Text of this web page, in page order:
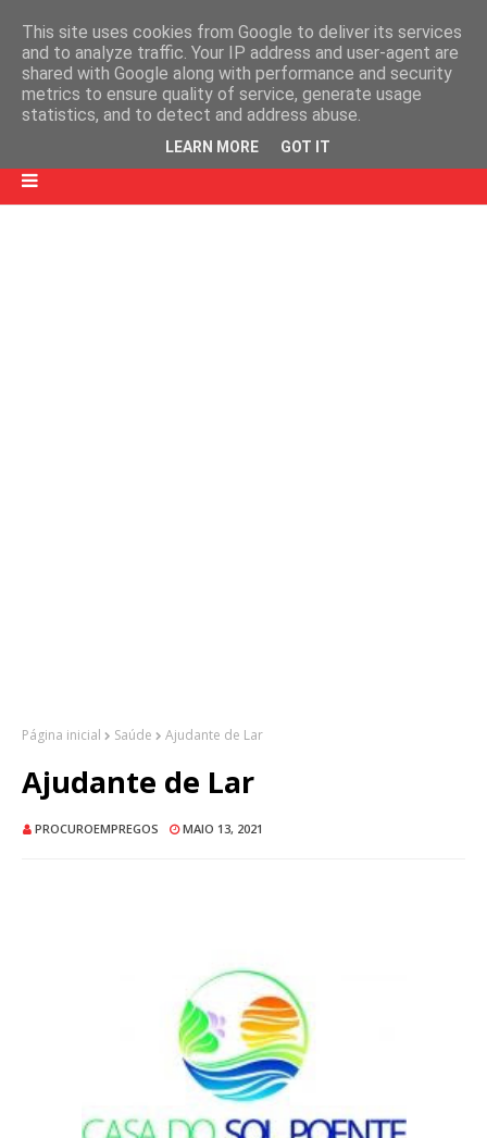
Página inicial Saúde Ajudante de Lar
Ajudante de Lar
PROCUROEMPREGOS MAIO 13, 2021
This site uses cookies from Google to deliver its services
and to analyze traffic. Your IP address and user-agent are
shared with Google along with performance and security
metrics to ensure quality of service, generate usage
statistics, and to detect and address abuse.
LEARN MORE GOT IT